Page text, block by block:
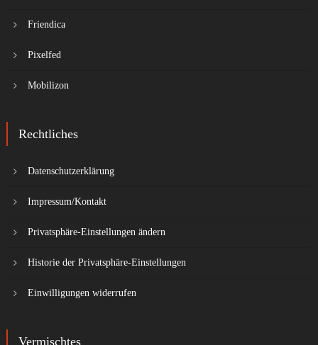
Friendica
Pixelfed
Mobilizon
Rechtliches
Datenschutzerklärung
Impressum/Kontakt
Privatsphäre-Einstellungen ändern
Historie der Privatsphäre-Einstellungen
Einwilligungen widerrufen
Vermischtes